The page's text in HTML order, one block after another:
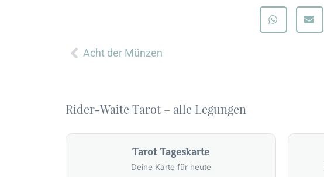
Zurück
Acht der Münzen
Rider-Waite Tarot – alle Legungen
Tarot Tageskarte
Deine Karte für heute